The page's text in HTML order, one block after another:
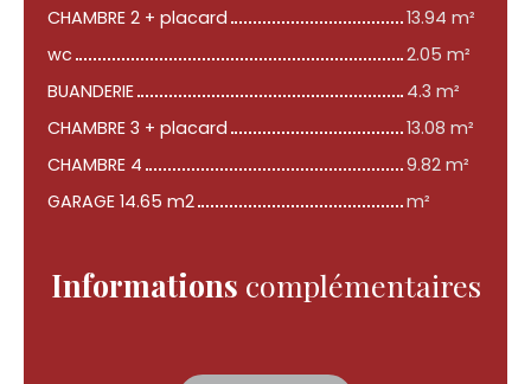
CHAMBRE 2 + placard
13.94 m²
wc
2.05 m²
BUANDERIE
4.3 m²
CHAMBRE 3 + placard
13.08 m²
CHAMBRE 4
9.82 m²
GARAGE 14.65 m2
m²
Informations complémentaires